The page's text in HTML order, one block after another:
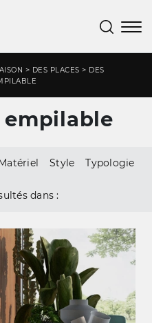
> DES PLACES > DES
empilable
Style Typologie
dans :